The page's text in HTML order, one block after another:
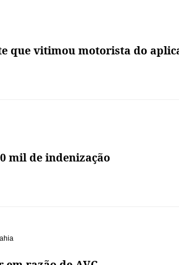
que vitimou motorista do
mil de indenização